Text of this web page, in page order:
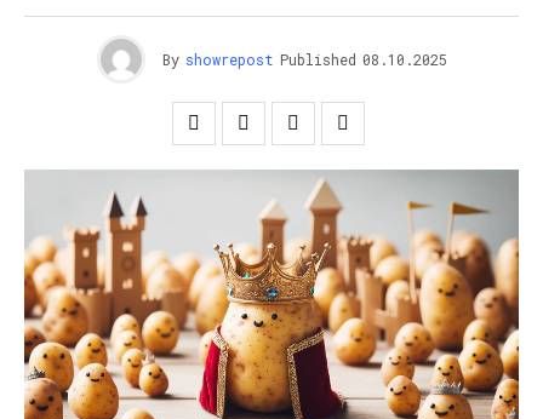
By showrepost Published 08.10.2025